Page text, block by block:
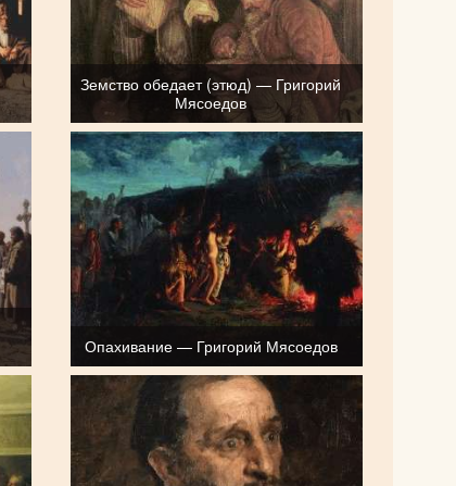
Земство обедает (этюд) — Григорий
Мясоедов
Опахивание — Григорий Мясоедов